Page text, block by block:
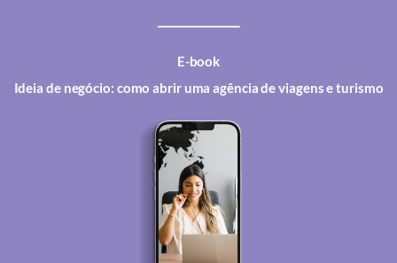
E-book
Ideia de negócio: como abrir uma agência de viagens e turismo